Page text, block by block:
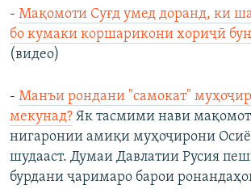
- Мақомоти Суғд умед доранд, ки
бо кумаки коршарикони хориҷӣ
(видео)
- Манъи рондани "самокат"
мекунад? Як тасмими нави
нигаронии амиқи муҳоҷирони
шудааст. Думаи Давлатии Русия
бурдани ҷаримаро барои